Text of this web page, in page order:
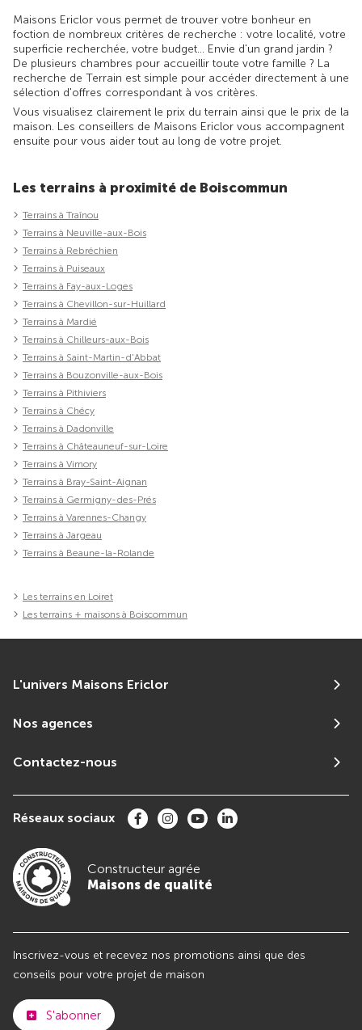
Maisons Ericlor vous permet de trouver votre bonheur en
foction de nombreux critères de recherche : votre localité, votre
superficie recherchée, votre budget... Envie d'un grand jardin ?
De plusieurs chambres pour accueillir toute votre famille ? La
recherche de Terrain est simple pour accéder directement à une
sélection d'offres correspondant à vos critères.
Vous visualisez clairement le prix du terrain ainsi que le prix de la
maison. Les conseillers de Maisons Ericlor vous accompagnent
ensuite pour vous aider tout au long de votre projet.
Les terrains à proximité de Boiscommun
Terrains à Traînou
Terrains à Neuville-aux-Bois
Terrains à Rebréchien
Terrains à Puiseaux
Terrains à Fay-aux-Loges
Terrains à Chevillon-sur-Huillard
Terrains à Mardié
Terrains à Chilleurs-aux-Bois
Terrains à Saint-Martin-d'Abbat
Terrains à Bouzonville-aux-Bois
Terrains à Pithiviers
Terrains à Chécy
Terrains à Dadonville
Terrains à Châteauneuf-sur-Loire
Terrains à Vimory
Terrains à Bray-Saint-Aignan
Terrains à Germigny-des-Prés
Terrains à Varennes-Changy
Terrains à Jargeau
Terrains à Beaune-la-Rolande
Les terrains en Loiret
Les terrains + maisons à Boiscommun
L'univers Maisons Ericlor
Nos agences
Contactez-nous
Réseaux sociaux
Constructeur agrée
Maisons de qualité
Inscrivez-vous et recevez nos promotions ainsi que des
conseils pour votre projet de maison
S'abonner